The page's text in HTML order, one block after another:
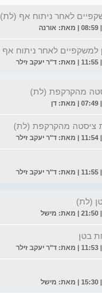
לאחר ניתוח אף (לת)
מהקרקפת (לת)
(לת)